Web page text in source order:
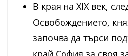
В края на XIX век,
Освобождението,
започва да търси